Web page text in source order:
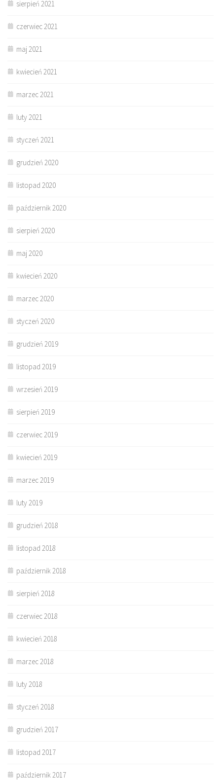
sierpień 2021
czerwiec 2021
maj 2021
kwiecień 2021
marzec 2021
luty 2021
styczeń 2021
grudzień 2020
listopad 2020
październik 2020
sierpień 2020
maj 2020
kwiecień 2020
marzec 2020
styczeń 2020
grudzień 2019
listopad 2019
wrzesień 2019
sierpień 2019
czerwiec 2019
kwiecień 2019
marzec 2019
luty 2019
grudzień 2018
listopad 2018
październik 2018
sierpień 2018
czerwiec 2018
kwiecień 2018
marzec 2018
luty 2018
styczeń 2018
grudzień 2017
listopad 2017
październik 2017